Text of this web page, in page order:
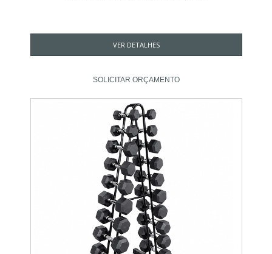
VER DETALHES
SOLICITAR ORÇAMENTO